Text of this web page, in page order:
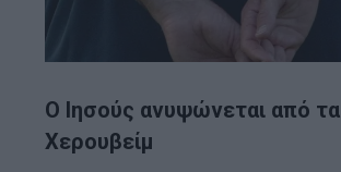
Ο Ιησούς ανυψώνεται από τα
Χερουβείμ